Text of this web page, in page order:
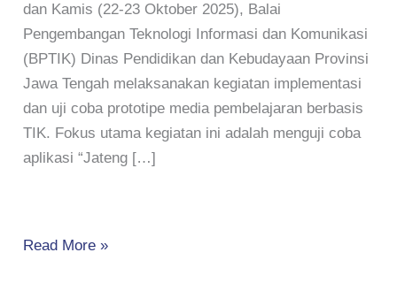
dan Kamis (22-23 Oktober 2025), Balai
Pengembangan Teknologi Informasi dan Komunikasi
(BPTIK) Dinas Pendidikan dan Kebudayaan Provinsi
Jawa Tengah melaksanakan kegiatan implementasi
dan uji coba prototipe media pembelajaran berbasis
TIK. Fokus utama kegiatan ini adalah menguji coba
aplikasi “Jateng […]
Read More »